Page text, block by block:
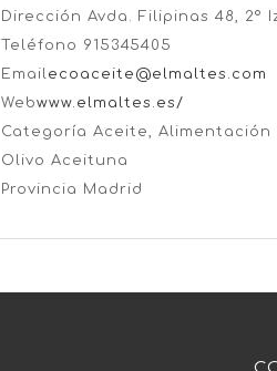
Dirección Avda. Filipinas 48, 2º
Teléfono 915345405
Emailecoaceite@elmaltes.com
Webwww.elmaltes.es/
Categoría Aceite, Alimentación
Olivo Aceituna
Provincia Madrid